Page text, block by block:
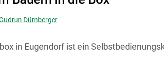
Dürnberger
in Eugendorf ist ein